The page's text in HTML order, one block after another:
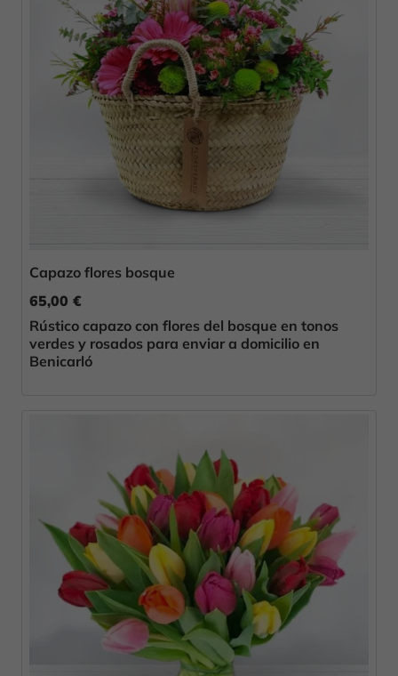
Capazo flores bosque
65,00 €
Rústico capazo con flores del bosque en tonos
verdes y rosados para enviar a domicilio en
Benicarló